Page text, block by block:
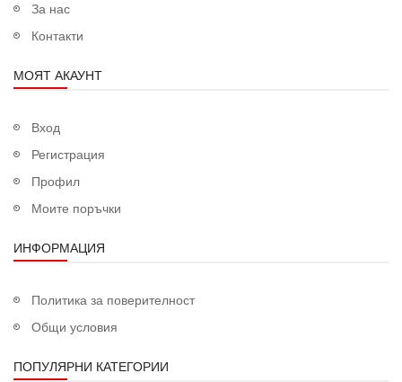
За нас
Контакти
МОЯТ АКАУНТ
Вход
Регистрация
Профил
Моите поръчки
ИНФОРМАЦИЯ
Политика за поверителност
Общи условия
ПОПУЛЯРНИ КАТЕГОРИИ